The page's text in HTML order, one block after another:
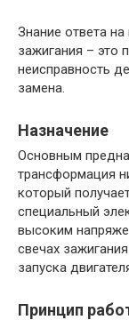
Знание ответа
зажигания – это
неисправность
замена.
Назначение
Основным
трансформация
который
специальный
высоким
свечах
запуска
Принцип